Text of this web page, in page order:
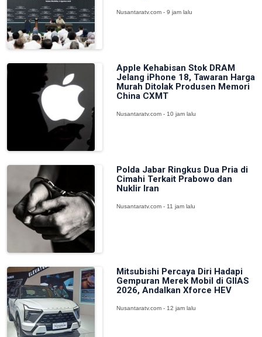
Nusantaratv.com - 9 jam lalu
Apple Kehabisan Stok DRAM
Jelang iPhone 18, Tawaran Harga
Murah Ditolak Produsen Memori
China CXMT
Nusantaratv.com - 10 jam lalu
Polda Jabar Ringkus Dua Pria di
Cimahi Terkait Prabowo dan
Nuklir Iran
Nusantaratv.com - 11 jam lalu
Mitsubishi Percaya Diri Hadapi
Gempuran Merek Mobil di GIIAS
2026, Andalkan Xforce HEV
Nusantaratv.com - 12 jam lalu